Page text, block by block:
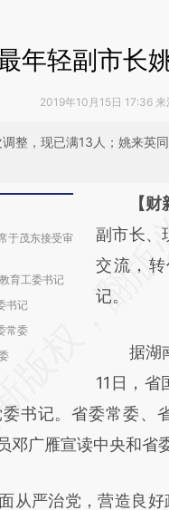
年轻副市长
2019年10月15日 17:36 来
整，现已满13人；姚来英
于茂东接受审
育工委书记
书记
常委
请务必
AI
[https://
(https://
财新观
比对和校
【
副市长、
交流，
记。
据湖南
11日，
书记。省委常委、
邓广雁宣读中央和省
严治党，营造良好